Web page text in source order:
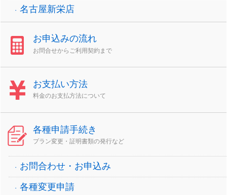
名古屋新栄店
お申込みの流れ
お問合せからご利用契約まで
お支払い方法
料金のお支払方法について
各種申請手続き
プラン変更・証明書類の発行など
お問合わせ・お申込み
各種変更申請